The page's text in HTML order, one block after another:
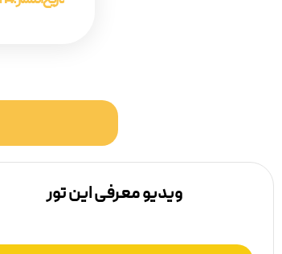
ویدیو معرفی این تور